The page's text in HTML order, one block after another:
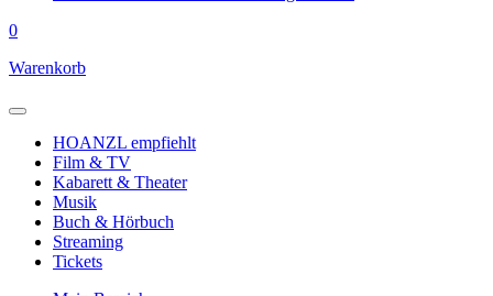
0
Warenkorb
HOANZL empfiehlt
Film & TV
Kabarett & Theater
Musik
Buch & Hörbuch
Streaming
Tickets